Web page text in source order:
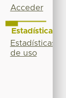
Acceder
Estadísticas
Estadísticas
de uso